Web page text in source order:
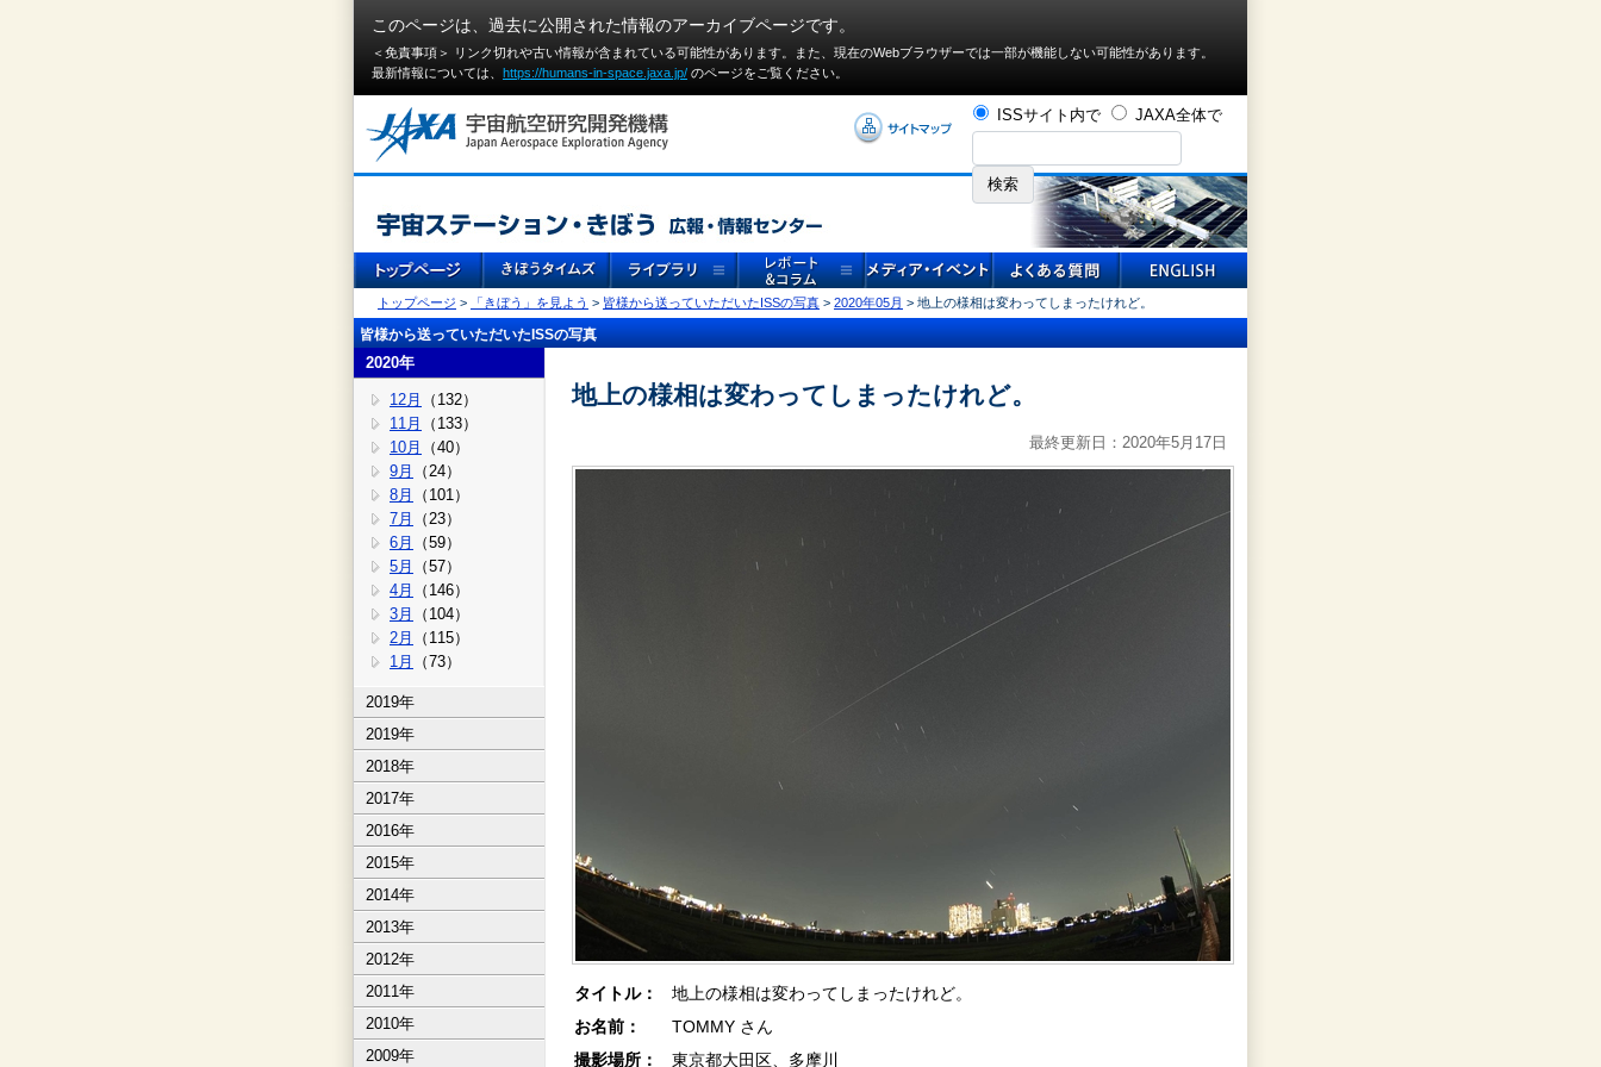
このページは、過去に公開された情報のアーカイブページです。
＜免責事項＞ リンク切れや古い情報が含まれている可能性があります。また、現在のWebブラウザーでは⼀部が機能しない可能性があります。
最新情報については、 https://humans-in-space.jaxa.jp/ のページをご覧ください。
ISSサイト内で JAXA全体で
トップページ > 「きぼう」を見よう > 皆様から送っていただいたISSの写真 > 2020年05月 > 地上の様相は変わってしまったけれど。
皆様から送っていただいたISSの写真
2020年
12月
（132）
11月
（133）
10月
（40）
9月
（24）
8月
（101）
7月
（23）
6月
（59）
5月
（57）
4月
（146）
3月
（104）
2月
（115）
1月
（73）
2019年
2019年
2018年
2017年
2016年
2015年
2014年
2013年
2012年
2011年
2010年
2009年
地上の様相は変わってしまったけれど。
最終更新日：2020年5月17日
タイトル：
地上の様相は変わってしまったけれど。
お名前：
TOMMY さん
撮影場所：
東京都大田区、多摩川